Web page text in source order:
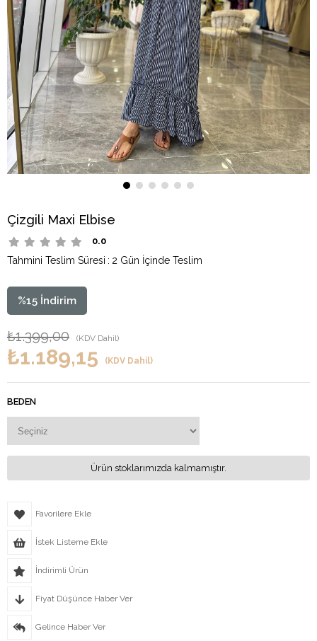
Çizgili Maxi Elbise
0.0
Tahmini Teslim Süresi : 2 Gün İçinde Teslim
%15 İndirim
₺1.399,00 (KDV Dahil)
₺1.189,15 (KDV Dahil)
BEDEN
Ürün stoklarımızda kalmamıştır.
Favorilere Ekle
İstek Listeme Ekle
İndirimli Ürün
Fiyat Düşünce Haber Ver
Gelince Haber Ver